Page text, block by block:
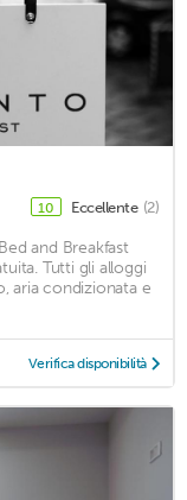
10 Eccellente (2)
and Breakfast
Tutti gli alloggi
aria condizionata e
Verifica disponibilità